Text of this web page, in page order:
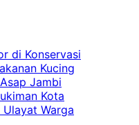
di Konservasi
Kucing
Jambi
Kota
Warga